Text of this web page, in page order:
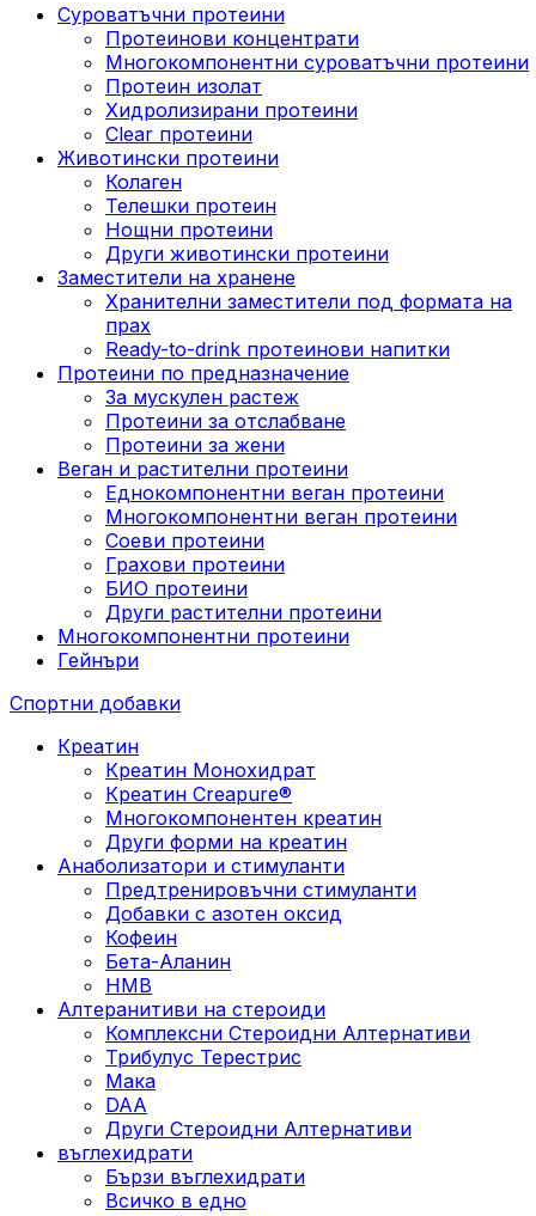
Суроватъчни протеини
Протеинови концентрати
Многокомпонентни суроватъчни протеини
Протеин изолат
Хидролизирани протеини
Clear протеини
Животински протеини
Колаген
Телешки протеин
Нощни протеини
Други животински протеини
Заместители на хранене
Хранителни заместители под формата на
прах
Ready-to-drink протеинови напитки
Протеини по предназначение
За мускулен растеж
Протеини за отслабване
Протеини за жени
Веган и растителни протеини
Еднокомпонентни веган протеини
Многокомпонентни веган протеини
Соеви протеини
Грахови протеини
БИО протеини
Други растителни протеини
Многокомпонентни протеини
Гейнъри
Спортни добавки
Креатин
Креатин Монохидрат
Креатин Creapure®
Многокомпонентен креатин
Други форми на креатин
Анаболизатори и стимуланти
Предтренировъчни стимуланти
Добавки с азотен оксид
Кофеин
Бета-Аланин
HMB
Алтеранитиви на стероиди
Комплексни Стероидни Алтернативи
Трибулус Терестрис
Maка
DAA
Други Стероидни Алтернативи
въглехидрати
Бързи въглехидрати
Всичко в едно